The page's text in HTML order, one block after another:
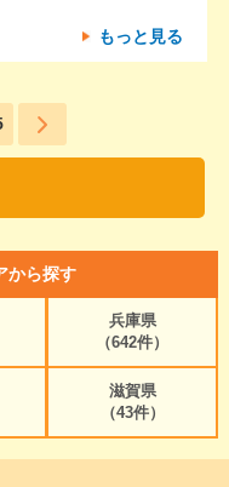
もっと見る
から探す
兵庫県
（642件）
滋賀県
（43件）